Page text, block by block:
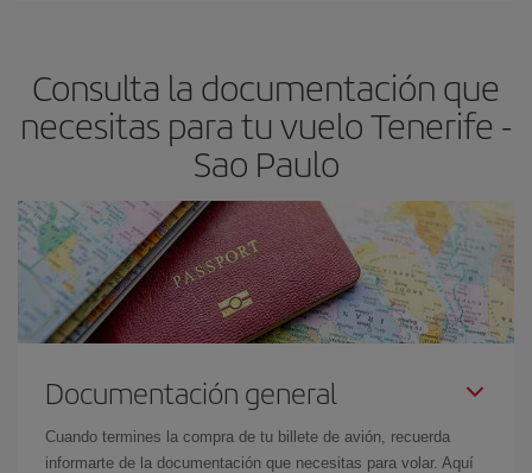
Consulta la documentación que
necesitas para tu vuelo Tenerife -
Sao Paulo
Documentación general
Cuando termines la compra de tu billete de avión, recuerda
informarte de la documentación que necesitas para volar. Aquí